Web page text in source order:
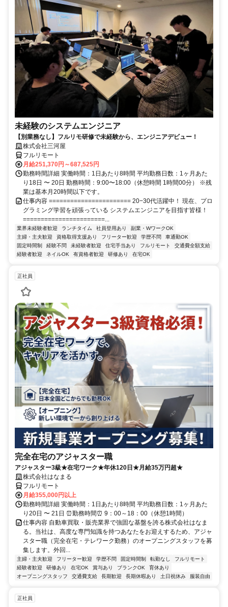
未経験のシステムエンジニア
【別業務なし】フルリモ研修で未経験から、エンジニアデビュー！
株式会社三河屋
フルリモート
月給251,370円～687,525円
勤務時間詳細 実働時間：1日あたり8時間 平均勤務日数：1ヶ月あた
り18日 〜 20日 勤務時間：9:00〜18:00（休憩時間 1時間00分） ※残
業は基本月20時間以下です。
仕事内容 ======================= 20−30代活躍中！ 現在、プロ
グラミング学習を頑張っている システムエンジニアを目指す皆様！
=======================...
業界未経験者歓迎 ランチタイム 社員登用あり
副業・WワークOK
主婦・主夫歓迎
資格取得支援あり フリーター歓迎 学歴不問
車通勤OK
固定時間制
経験不問 未経験者歓迎 住宅手当あり フルリモート
交通費全額支給
経験者歓迎
ネイルOK 有資格者歓迎 研修あり 在宅OK
正社員
完全在宅のアジャスター職
アジャスター3級★在宅ワーク★年休120日★月給35万円超★
株式会社はなまる
フルリモート
月給355,000円以上
勤務時間詳細 実働時間：1日あたり8時間 平均勤務日数：1ヶ月あた
り20日 〜 21日 ⏰勤務時間⏰ 9：00～18：00（休憩1時間）
仕事内容 自動車買取・販売業界で強固な基盤を誇る株式会社はなま
る。当社は、高度な専門知識を持つあなたをお迎えするため、アジャ
スター職（完全在宅・テレワーク勤務）のオープニングスタッフを募
集します。外回...
主婦・主夫歓迎 フリーター歓迎 学歴不問 固定時間制 転勤なし
フルリモート
経験者歓迎
研修あり 在宅OK 賞与あり ブランクOK
育休あり
オープニングスタッフ
交通費支給 長期歓迎 長期休暇あり 土日祝休み 服装自由
正社員